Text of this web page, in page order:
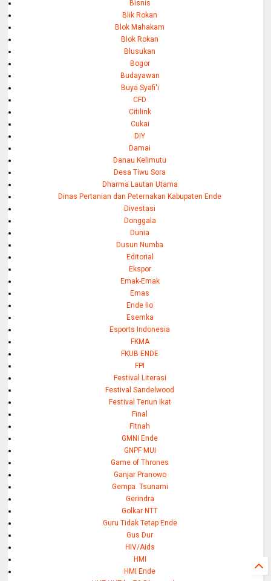
Bisnis
Blik Rokan
Blok Mahakam
Blok Rokan
Blusukan
Bogor
Budayawan
Buya Syafi'i
CFD
Citilink
Cukai
DIY
Damai
Danau Kelimutu
Desa Tiwu Sora
Dharma Lautan Utama
Dinas Pertanian dan Peternakan Kabupaten Ende
Divestasi
Donggala
Dunia
Dusun Numba
Editorial
Ekspor
Emak-Emak
Emas
Ende lio
Esemka
Esports Indonesia
FKMA
FKUB ENDE
FPI
Festival Literasi
Festival Sandelwood
Festival Tenun Ikat
Final
Fitnah
GMNI Ende
GNPF MUI
Game of Thrones
Ganjar Pranowo
Gempa. Tsunami
Gerindra
Golkar NTT
Guru Tidak Tetap Ende
Gus Dur
HIV/Aids
HMI
HMI Ende